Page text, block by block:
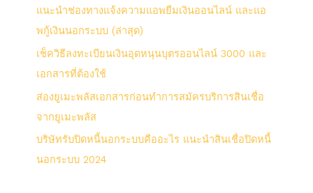
แนะนำช่องทางแจ้งความแอพยืมเงินออนไลน์ และแอ
พกู้เงินนอกระบบ (ล่าสุด)
เช็ควิธีลงทะเบียนเงินอุดหนุนบุตรออนไลน์ 3000 และ
เอกสารที่ต้องใช้
ส่องยูเมะพลัสเอกสารก่อนทำการสมัครบริการสินเชื่อ
จากยูเมะพลัส
บริษัทรับปิดหนี้นอกระบบคืออะไร แนะนำสินเชื่อปิดหนี้
นอกระบบ 2024